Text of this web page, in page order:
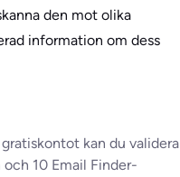
den mot olika
information om dess
kan du validera
10 Email Finder-